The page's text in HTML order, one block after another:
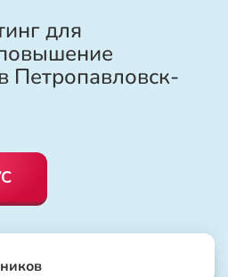
для
Петропавловск-